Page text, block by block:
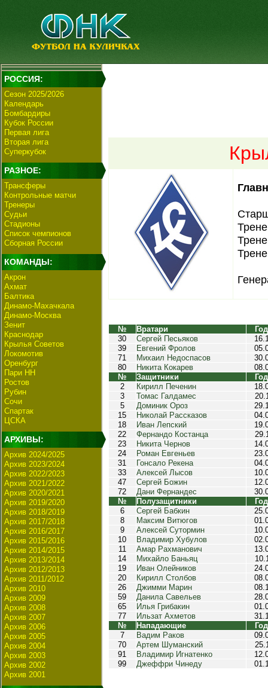
РОССИЯ:
Сезон 2025/2026
Календарь
Бомбардиры
Кубок России
Первая лига
Вторая лига
Суперкубок
РАЗНОЕ:
Трансферы
Контрольные матчи
Тренеры
Судьи
Стадионы
Список чемпионов
Сборная России
КОМАНДЫ:
Акрон
Ахмат
Балтика
Динамо-Махачкала
Динамо-Москва
Зенит
Краснодар
Крылья Советов
Локомотив
Оренбург
Пари НН
Ростов
Рубин
Сочи
Спартак
ЦСКА
АРХИВЫ:
Архив 2024/2025
Архив 2023/2024
Архив 2022/2023
Архив 2021/2022
Архив 2020/2021
Архив 2019/2020
Архив 2018/2019
Архив 2017/2018
Архив 2016/2017
Архив 2015/2016
Архив 2014/2015
Архив 2013/2014
Архив 2012/2013
Архив 2011/2012
Архив 2010
Архив 2009
Архив 2008
Архив 2007
Архив 2006
Архив 2005
Архив 2004
Архив 2003
Архив 2002
Архив 2001
№ Вратари
30
Сергей Песьяков
39
Евгений Фролов
71
Михаил Недоспасов
80
Никита Кокарев
№
Защитники
2
Кирилл Печенин
3
Томас Галдамес
5
Доминик Ороз
15
Николай Рассказов
18
Иван Лепский
22
Фернандо Костанца
23
Никита Чернов
24
Роман Евгеньев
31
Гонсало Рекена
33
Алексей Лысов
47
Сергей Божин
72
Дани Фернандес
№
Полузащитники
6
Сергей Бабкин
8
Максим Витюгов
9
Алексей Сутормин
10
Владимир Хубулов
11
Амар Рахманович
14
Михайло Баньяц
19
Иван Олейников
20
Кирилл Столбов
26
Джимми Марин
59
Данила Савельев
65
Илья Грибакин
77
Ильзат Ахметов
№
Нападающие
7
Вадим Раков
70
Артем Шуманский
91
Владимир Игнатенко
99
Джеффри Чинеду